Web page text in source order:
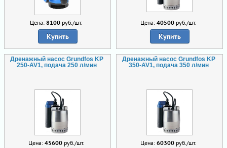
Цена: 8100 руб./шт.
Купить
Цена: 40500руб./шт.
Купить
Дренажный насос Grundfos KP
250-AV1, подача 250 л/мин
Цена: 45600руб./шт.
Дренажный насос Grundfos KP
350-AV1, подача 350 л/мин
Цена: 60300руб./шт.